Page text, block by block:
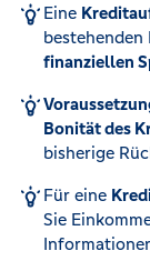
Eine
bestehenden
finanziellen
Bonität des
bisherige
Für eine
Sie